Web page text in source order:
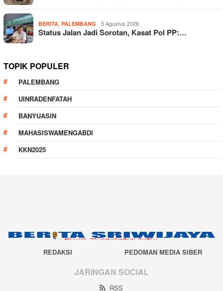
BERITA PALEMBANG 5 Agustus 2026
Status Jalan Jadi Sorotan, Kasat Pol PP:…
TOPIK POPULER
PALEMBANG
UINRADENFATAH
BANYUASIN
MAHASISWAMENGABDI
KKN2025
REDAKSI PEDOMAN MEDIA SIBER
JARINGAN SOCIAL
RSS